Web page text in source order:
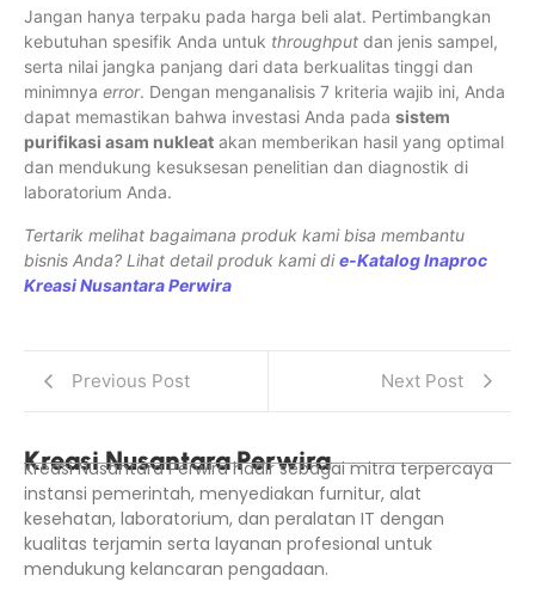
Jangan hanya terpaku pada harga beli alat. Pertimbangkan
kebutuhan spesifik Anda untuk throughput dan jenis sampel,
serta nilai jangka panjang dari data berkualitas tinggi dan
minimnya error. Dengan menganalisis 7 kriteria wajib ini, Anda
dapat memastikan bahwa investasi Anda pada sistem
purifikasi asam nukleat akan memberikan hasil yang optimal
dan mendukung kesuksesan penelitian dan diagnostik di
laboratorium Anda.
Tertarik melihat bagaimana produk kami bisa membantu
bisnis Anda? Lihat detail produk kami die-Katalog Inaproc
Kreasi Nusantara Perwira
Previous Post Next Post
Kreasi Nusantara Perwira
Kreasi Nusantara Perwira hadir sebagai mitra terpercaya
instansi pemerintah, menyediakan furnitur, alat
kesehatan, laboratorium, dan peralatan IT dengan
kualitas terjamin serta layanan profesional untuk
mendukung kelancaran pengadaan.